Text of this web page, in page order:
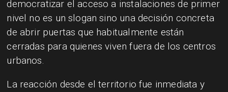
democratizar el acceso a instalaciones de primer
nivel no es un slogan sino una decisión concreta
de abrir puertas que habitualmente están
cerradas para quienes viven fuera de los centros
urbanos.
La reacción desde el territorio fue inmediata y